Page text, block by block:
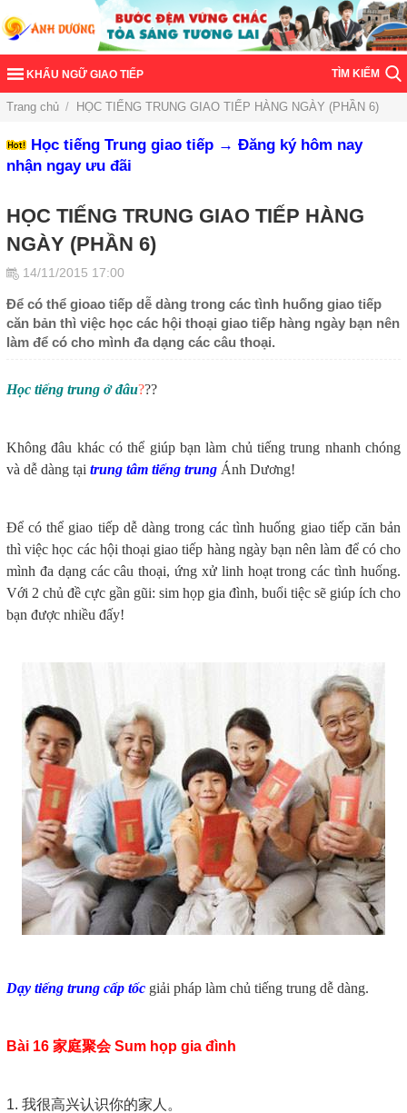
KHẨU NGỮ GIAO TIẾP TÌM KIẾM
Trang chủ / HỌC TIẾNG TRUNG GIAO TIẾP HÀNG NGÀY (PHẦN 6)
Học tiếng Trung giao tiếp → Đăng ký hôm nay
nhận ngay ưu đãi
HỌC TIẾNG TRUNG GIAO TIẾP HÀNG
NGÀY (PHẦN 6)
14/11/2015 17:00
Để có thể gioao tiếp dễ dàng trong các tình huống giao tiếp
căn bản thì việc học các hội thoại giao tiếp hàng ngày bạn nên
làm để có cho mình đa dạng các câu thoại.
Học tiếng trung ở đâu???
Không đâu khác có thể giúp bạn làm chủ tiếng trung nhanh chóng
và dễ dàng tại trung tâm tiếng trung Ánh Dương!
Để có thể giao tiếp dễ dàng trong các tình huống giao tiếp căn bản
thì việc học các hội thoại giao tiếp hàng ngày bạn nên làm để có cho
mình đa dạng các câu thoại, ứng xử linh hoạt trong các tình huống.
Với 2 chủ đề cực gần gũi: sim họp gia đình, buổi tiệc sẽ giúp ích cho
bạn được nhiều đấy!
Dạy tiếng trung cấp tốc giải pháp làm chủ tiếng trung dễ dàng.
Bài 16 家庭聚会 Sum họp gia đình
1. 我很高兴认识你的家人。